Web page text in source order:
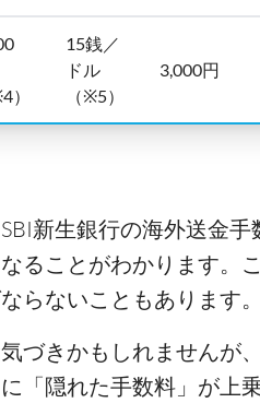
）
15銭／
ドル
（※5）
3,000円
新生銀行の海外送金
ることがわかります。
らないこともあります。
づきかもしれませんが
「隠れた手数料」が上